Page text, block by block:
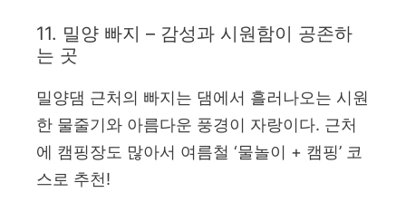
11. 밀양 빠지 – 감성과 시원함이 공존하
는 곳
밀양댐 근처의 빠지는 댐에서 흘러나오는 시원
한 물줄기와 아름다운 풍경이 자랑이다. 근처
에 캠핑장도 많아서 여름철 ‘물놀이 + 캠핑’ 코
스로 추천!